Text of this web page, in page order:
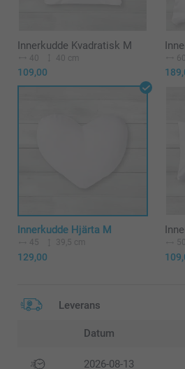
Innerkudde Kvadratisk M
40 40 cm
109,00
60
Innerkudde Hjärta M
45 39,5 cm
129,00
50
Leverans
Datum
2026-08-13